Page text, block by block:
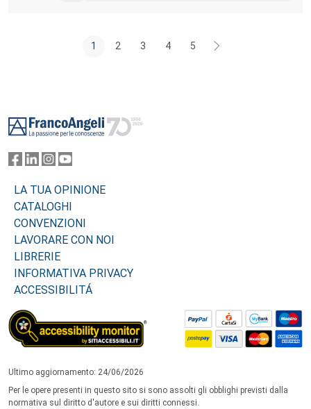
1 2 3 4 5
LA TUA OPINIONE
CATALOGHI
CONVENZIONI
LAVORARE CON NOI
LIBRERIE
INFORMATIVA PRIVACY
ACCESSIBILITÁ
Ultimo aggiornamento: 24/06/2026
Per le opere presenti in questo sito si sono assolti gli obblighi previsti dalla
normativa sul diritto d'autore e sui diritti connessi.